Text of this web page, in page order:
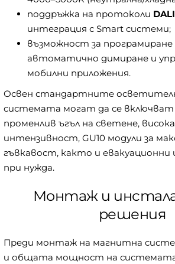
поддръжка на протоколи DALI
интеграция с Smart системи;
възможност за програмиране
автоматично димиране и
мобилни приложения.
Освен стандартните
системата могат да се включват
променлив ъгъл на светене,
интензивност, GU10 модули за
гъвкавост, както и евакуационни
при нужда.
Монтаж и
решения
Преди монтаж на магнитна
и общата мощност на